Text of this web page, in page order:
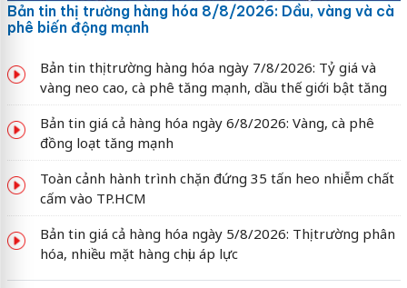
Bản tin thị trường hàng hóa 8/8/2026: Dầu, vàng và cà
phê biến động mạnh
Bản tin thị trường hàng hóa ngày 7/8/2026: Tỷ giá và
vàng neo cao, cà phê tăng mạnh, dầu thế giới bật tăng
Bản tin giá cả hàng hóa ngày 6/8/2026: Vàng, cà phê
đồng loạt tăng mạnh
Toàn cảnh hành trình chặn đứng 35 tấn heo nhiễm chất
cấm vào TP.HCM
Bản tin giá cả hàng hóa ngày 5/8/2026: Thị trường phân
hóa, nhiều mặt hàng chịu áp lực